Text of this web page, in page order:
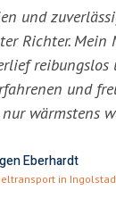
und
Richter.
reibungslos
und
wärmstens
Eberhardt
in